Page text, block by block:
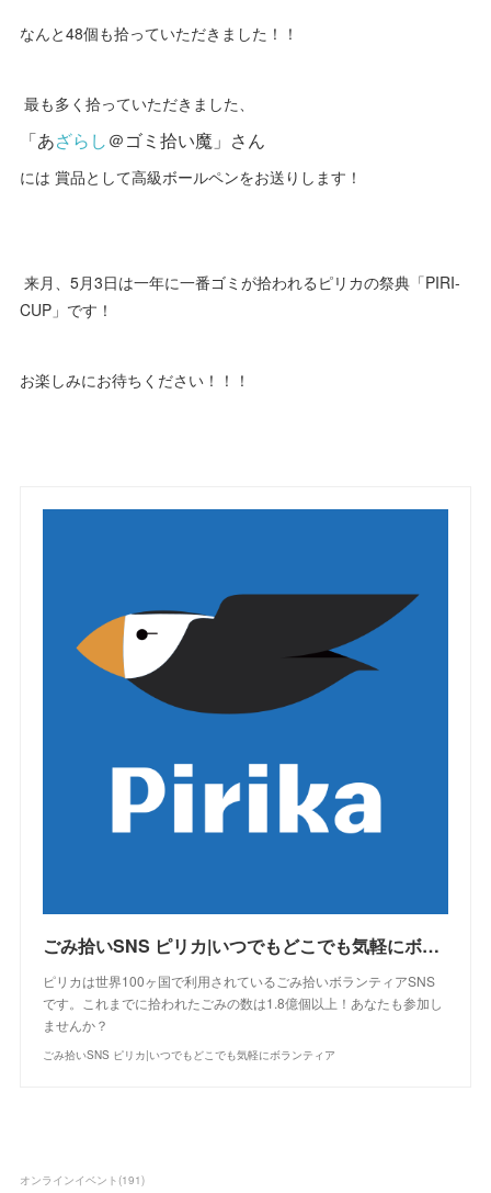
なんと48個も拾っていただきました！！
最も多く拾っていただきました、
「あざらし＠ゴミ拾い魔」さん
には 賞品として高級ボールペンをお送りします！
来月、5月3日は一年に一番ゴミが拾われるピリカの祭典「PIRI-
CUP」です！
お楽しみにお待ちください！！！
ごみ拾いSNS ピリカ|いつでもどこでも気軽にボランティア
ピリカは世界100ヶ国で利用されているごみ拾いボランティアSNS
です。これまでに拾われたごみの数は1.8億個以上！あなたも参加し
ませんか？
ごみ拾いSNS ピリカ|いつでもどこでも気軽にボランティア
オンラインイベント (191)